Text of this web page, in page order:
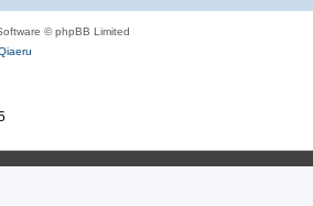
© phpBB Limited